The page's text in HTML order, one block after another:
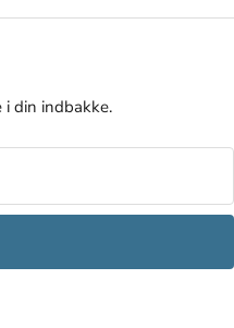
din indbakke.